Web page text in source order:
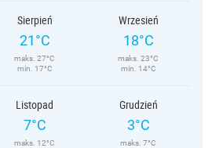
Sierpień
21°C
maks. 27°C
min. 17°C
Wrzesień
18°C
maks. 23°C
min. 14°C
Listopad
7°C
maks. 12°C
Grudzień
3°C
maks. 7°C